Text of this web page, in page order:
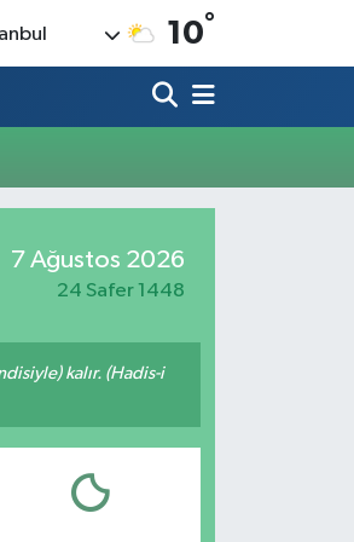
10°
7 Ağustos 2026
24 Safer 1448
kalır. (Hadis-i